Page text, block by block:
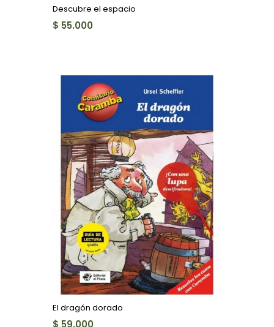
Descubre el espacio
$ 55.000
El dragón dorado
$ 59.000